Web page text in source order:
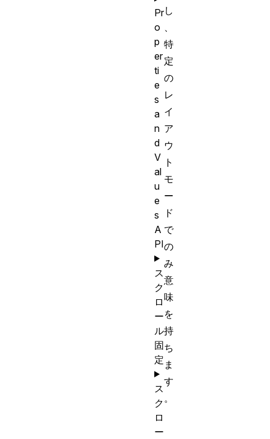
し
特
定
の
レ
イ
ア
ウ
ト
モ
ー
ド
で
の
み
意
味
を
持
ち
ま
す
。
Pr
o
p
er
ti
e
s
a
n
d
V
al
u
e
s
A
PI
ス
ク
ロ
ー
ル
固
定
ス
ク
ロ
ー